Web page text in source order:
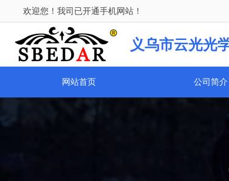
迎您！我司已开通手机网站！
义乌市云光光
网站首页 公司简介